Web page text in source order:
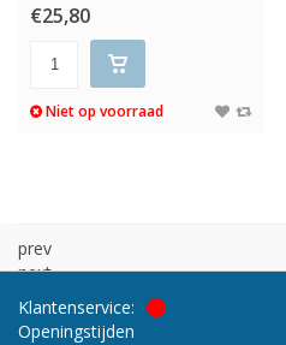
€25,80
Niet op voorraad
prev
next
Klantenservice:
Openingstijden